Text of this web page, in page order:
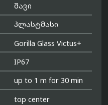
შავი
პლასტმასი
Gorilla Glass Victus+
IP67
up to 1 m for 30 min
top center